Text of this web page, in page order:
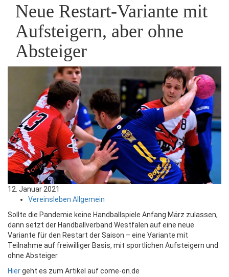
Neue Restart-Variante mit
Aufsteigern, aber ohne
Absteiger
12. Januar 2021
Vereinsleben Allgemein
Sollte die Pandemie keine Handballspiele Anfang März zulassen,
dann setzt der Handballverband Westfalen auf eine neue
Variante für den Restart der Saison – eine Variante mit
Teilnahme auf freiwilliger Basis, mit sportlichen Aufsteigern und
ohne Absteiger.
Hiergeht es zum Artikel auf come-on.de